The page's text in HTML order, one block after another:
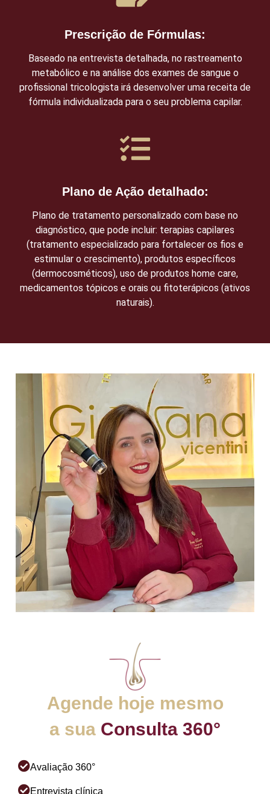
Prescrição de Fórmulas:
Baseado na entrevista detalhada, no rastreamento
metabólico e na análise dos exames de sangue o
profissional tricologista irá desenvolver uma receita de
fórmula individualizada para o seu problema capilar.
Plano de Ação detalhado:
Plano de tratamento personalizado com base no
diagnóstico, que pode incluir: terapias capilares
(tratamento especializado para fortalecer os fios e
estimular o crescimento), produtos específicos
(dermocosméticos), uso de produtos home care,
medicamentos tópicos e orais ou fitoterápicos (ativos
naturais).
Agende hoje mesmo
a sua Consulta 360°
Avaliação 360°
Entrevista clínica